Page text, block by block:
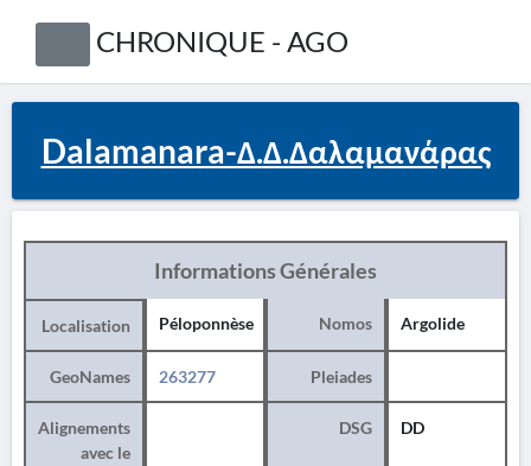
CHRONIQUE - AGO
Dalamanara-Δ.Δ.Δαλαμανάρας
Informations Générales
Localisation Péloponnèse Nomos Argolide
GeoNames 263277 Pleiades
Alignements
avec le
DSG DD